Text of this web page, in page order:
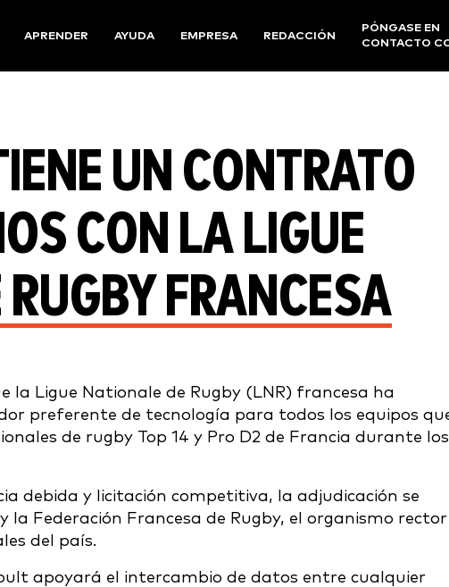
APRENDER AYUDA EMPRESA REDACCIÓN
PÓNGASE EN
CONTACTO
UN CONTRATO
CON LA LIGUE
FRANCESA
la Ligue Nationale de Rugby (LNR) francesa ha
preferente de tecnología para todos los equipos
de rugby Top 14 y Pro D2 de Francia durante los
debida y licitación competitiva, la adjudicación se
la Federación Francesa de Rugby, el organismo rector
del país.
apoyará el intercambio de datos entre cualquier